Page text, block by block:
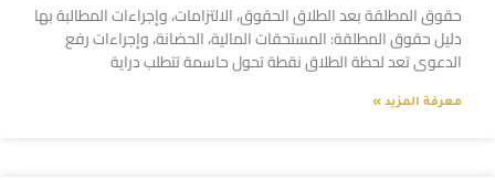
حقوق المطلقة بعد الطلاق الحقوق، الالتزامات، وإجراءات المطالبة بها
دليل حقوق المطلقة: المستحقات المالية، الحضانة، وإجراءات رفع
الدعوى تعد لحظة الطلاق نقطة تحول حاسمة تتطلب دراية
معرفة المزيد »